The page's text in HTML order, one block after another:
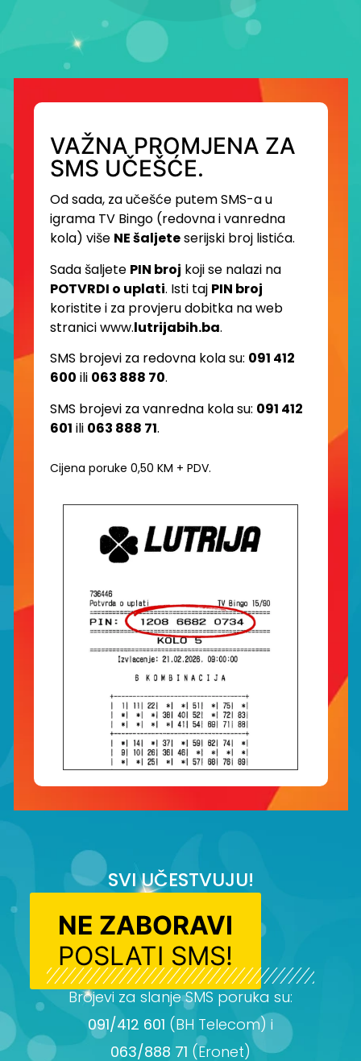
VAŽNA PROMJENA ZA
SMS UČEŠĆE.
Od sada, za učešće putem SMS-a u
igrama TV Bingo (redovna i vanredna
kola) više NE šaljeteserijski broj listića.
Sada šaljete PIN broj koji se nalazi na
POTVRDI o uplati. Isti taj PIN broj
koristite i za provjeru dobitka na web
stranici www.lutrijabih.ba.
SMS brojevi za redovna kola su: 091 412
600 ili 063 888 70.
SMS brojevi za vanredna kola su: 091 412
601 ili 063 888 71.
Cijena poruke 0,50 KM + PDV.
SVI UČESTVUJU!
NE ZABORAVI
POSLATI SMS!
Brojevi za slanje SMS poruka su:
091/412 601 (BH Telecom) i
063/888 71 (Eronet)